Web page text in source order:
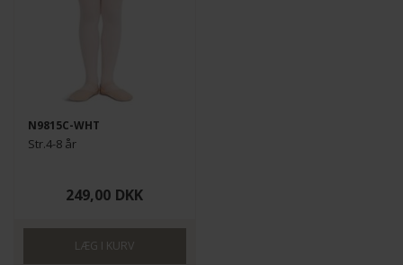
N9815C-WHT
Str.4-8 år
249,00 DKK